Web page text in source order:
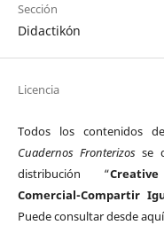
Sección
Didactikón
Licencia
Todos los contenidos
Cuadernos Fronterizos se
distribución “
Comercial-Compartir
Puede consultar desde